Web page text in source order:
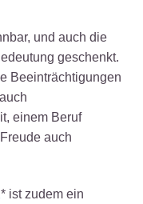
und auch die
geschenkt.
Beeinträchtigungen
einem Beruf
auch
* ist zudem ein